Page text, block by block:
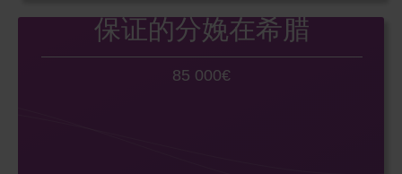
保证的分娩在希腊
85 000€